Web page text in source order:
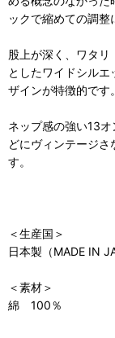
ックで縮めての調整
股上が深く、ワタリ
としたワイドシル
ザインが特徴的です。
ネップ感の強い13
どにヴィンテージさ
す。
＜生産国＞
日本製（MADE IN
＜素材＞
綿 100％